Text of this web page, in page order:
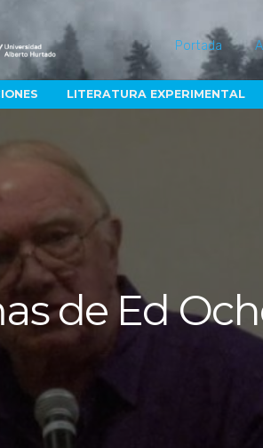
Portada
LITERATURA EXPERIMENTAL
de Ed